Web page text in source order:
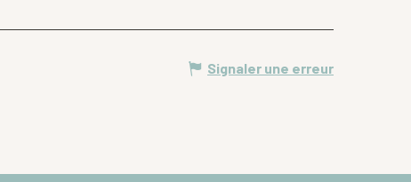
Signaler une erreur